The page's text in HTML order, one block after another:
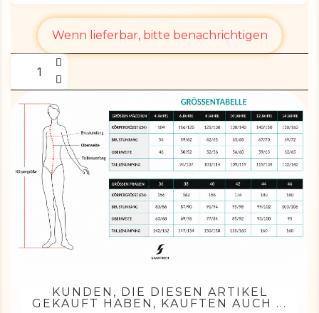
Wenn lieferbar, bitte benachrichtigen
KUNDEN, DIE DIESEN ARTIKEL
GEKAUFT HABEN, KAUFTEN AUCH ...